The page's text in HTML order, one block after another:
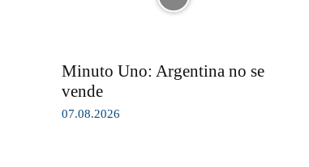
Minuto Uno: Argentina no se
vende
07.08.2026